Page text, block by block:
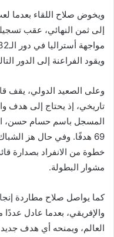
ويخوض صلاح اللقاء بعدما
إلى ثمن النهائي، عقب
ويقود الفراعنة إلى الدور
وعلى الصعيد الدولي، يقف
تاريخي، إذ يحتاج إلى هدف
المسجل باسم حسام حسن،
69 هدفًا. وفي حال هز
خطوة من الانفراد بصدارة
مشوار البطولة.
كما يواصل صلاح مطاردة
والإفريقي، بعدما عادل
العالم، ويمنحه أي هدف